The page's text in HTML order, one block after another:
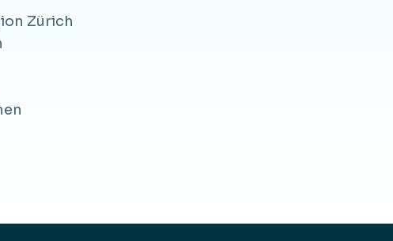
Zürich